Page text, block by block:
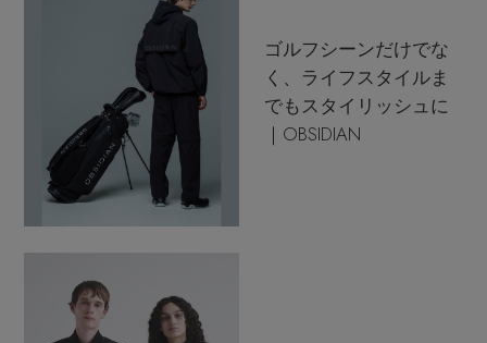
ゴルフシーンだけでな
く、ライフスタイルま
でもスタイリッシュに
｜OBSIDIAN